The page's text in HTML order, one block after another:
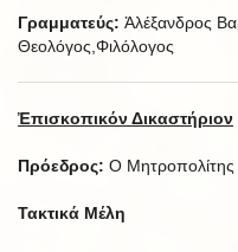
Γραμματεύς: Ἀλέξανδρος
Θεολόγος,Φιλόλογος
Ἐπισκοπικόν Δικαστήριον
Πρόεδρος: Ο Μητροπολίτης
Τακτικά Μέλη